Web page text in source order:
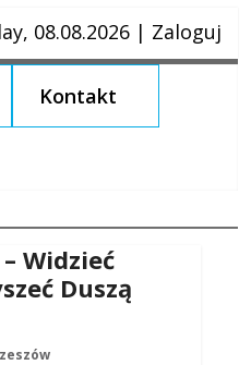
08.08.2026 | Zaloguj
Kontakt
Widzieć
Duszą